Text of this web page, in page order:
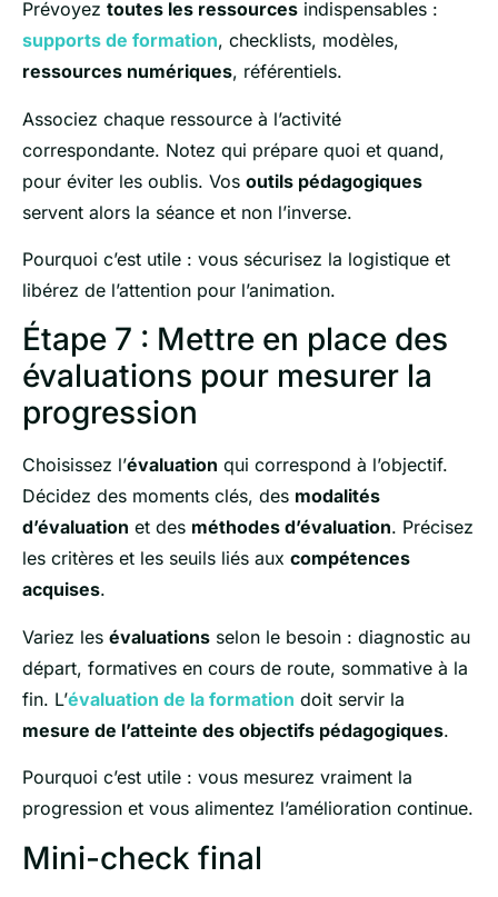
Prévoyez toutes les ressources indispensables :
supports de formation, checklists, modèles,
ressources numériques, référentiels.
Associez chaque ressource à l’activité
correspondante. Notez qui prépare quoi et quand,
pour éviter les oublis. Vos outils pédagogiques
servent alors la séance et non l’inverse.
Pourquoi c’est utile : vous sécurisez la logistique et
libérez de l’attention pour l’animation.
Étape 7 : Mettre en place des
évaluations pour mesurer la
progression
Choisissez l’évaluation qui correspond à l’objectif.
Décidez des moments clés, des modalités
d’évaluation et des méthodes d’évaluation. Précisez
les critères et les seuils liés aux compétences
acquises.
Variez les évaluations selon le besoin : diagnostic au
départ, formatives en cours de route, sommative à la
fin. L’évaluation de la formation doit servir la
mesure de l’atteinte des objectifs pédagogiques.
Pourquoi c’est utile : vous mesurez vraiment la
progression et vous alimentez l’amélioration continue.
Mini-check final